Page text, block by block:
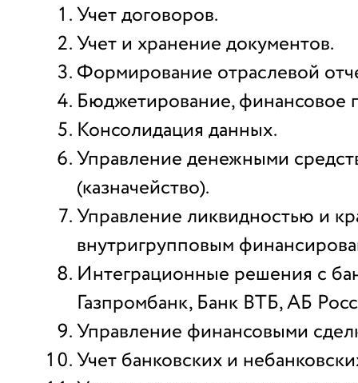
Учет договоров.
Учет и хранение документов.
Формирование отраслевой
Бюджетирование, финансовое
Консолидация данных.
Управление денежными
(казначейство).
Управление ликвидностью и
внутригрупповым
Интеграционные решения с
Газпромбанк, Банк ВТБ, АБ
Управление финансовыми
Учет банковских и